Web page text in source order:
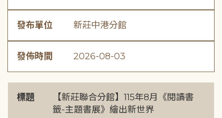
發布單位 新莊中港分館
發佈時間 2026-08-03
標題
【新莊聯合分館】115年8月《閱讀書
籤-主題書展》繪出新世界